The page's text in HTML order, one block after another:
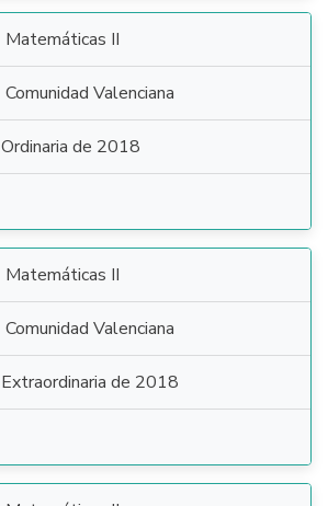
Matemáticas II
Comunidad Valenciana
Ordinaria de 2018
Matemáticas II
Comunidad Valenciana
Extraordinaria de 2018